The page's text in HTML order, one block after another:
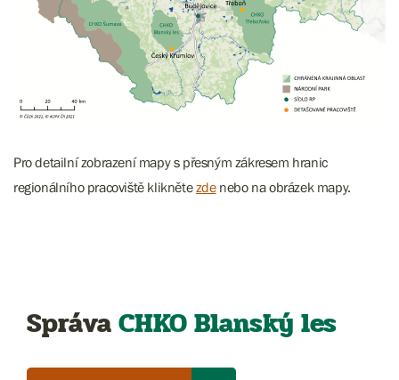
Pro detailní zobrazení mapy s přesným zákresem hranic
regionálního pracoviště kliknětezdenebo na obrázek mapy.
SprávaCHKO Blanský les